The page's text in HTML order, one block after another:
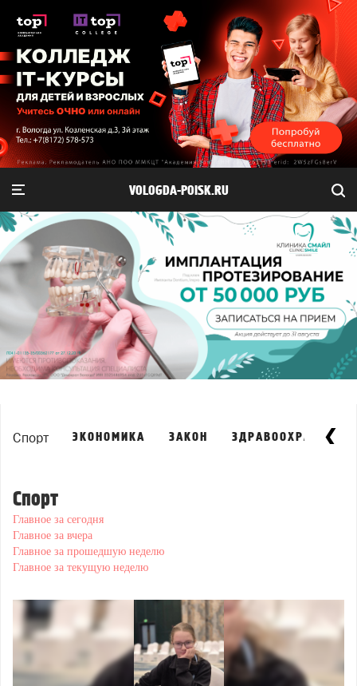
VOLOGDA-POISK.RU
Спорт ЭКОНОМИКА ЗАКОН ЗДРАВООХРАНЕНИЕ
Спорт
Главное за сегодня
Главное за вчера
Главное за прошедшую неделю
Главное за текущую неделю